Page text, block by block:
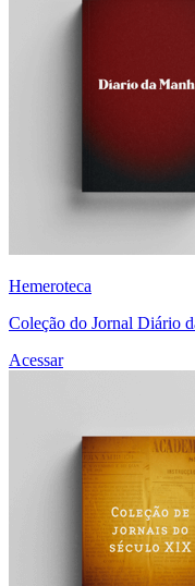
Hemeroteca
Coleção do Jornal Diário
Acessar